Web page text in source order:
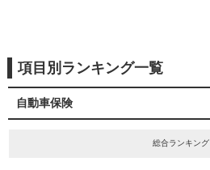
項目別ランキング一覧
自動車保険
総合ランキング